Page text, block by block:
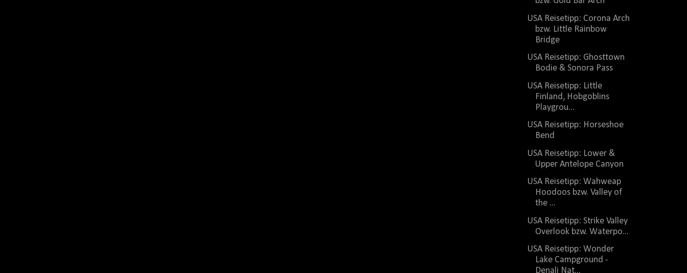
USA Reisetipp: Corona Arch
bzw. Little Rainbow
Bridge
USA Reisetipp: Ghosttown
Bodie & Sonora Pass
USA Reisetipp: Little
Finland, Hobgoblins
Playgrou...
USA Reisetipp: Horseshoe
Bend
USA Reisetipp: Lower &
Upper Antelope Canyon
USA Reisetipp: Wahweap
Hoodoos bzw. Valley of
the ...
USA Reisetipp: Strike Valley
Overlook bzw. Waterpo...
USA Reisetipp: Wonder
Lake Campground -
Denali Nat...